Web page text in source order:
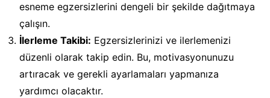
esneme egzersizlerini dengeli bir şekilde dağıtmaya
çalışın.
İlerleme Takibi: Egzersizlerinizi ve ilerlemenizi
düzenli olarak takip edin. Bu, motivasyonunuzu
artıracak ve gerekli ayarlamaları yapmanıza
yardımcı olacaktır.